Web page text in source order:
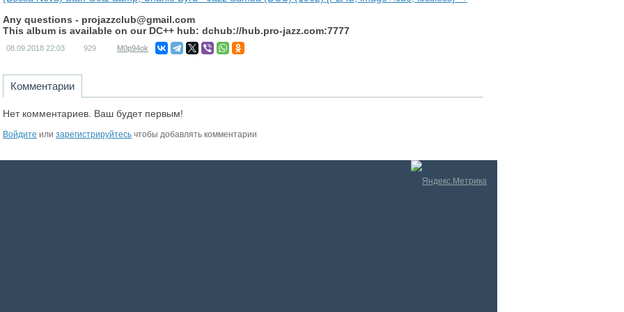
Any questions - projazzclub@gmail.com
This album is available on our DC++ hub: dchub://hub.pro-jazz.com:7777
08.09.2018 22:03 929 M0p94ok
Комментарии
Нет комментариев. Ваш будет первым!
Войдите или зарегистрируйтесь чтобы добавлять комментарии